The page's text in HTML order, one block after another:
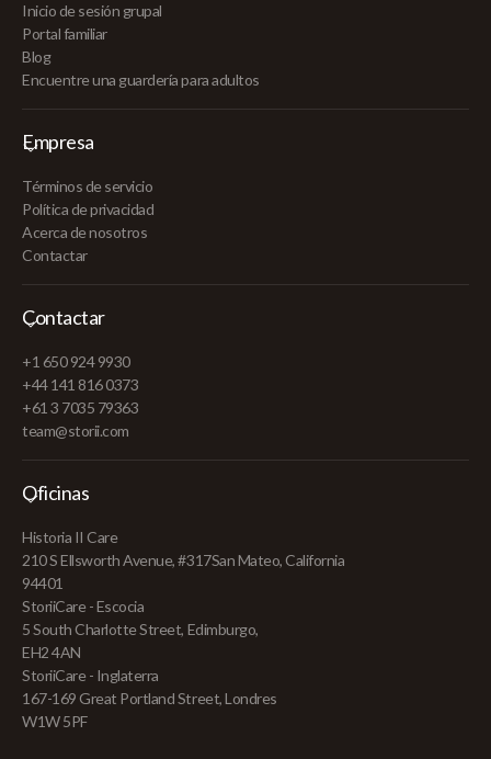
Inicio de sesión grupal
Portal familiar
Blog
Encuentre una guardería para adultos
Empresa
Términos de servicio
Política de privacidad
Acerca de nosotros
Contactar
Contactar
+1 650 924 9930
+44 141 816 0373
+61 3 7035 79363
team@storii.com
Oficinas
Historia II Care
210 S Ellsworth Avenue, #317San Mateo, California
94401
StoriiCare - Escocia
5 South Charlotte Street, Edimburgo,
EH2 4AN
StoriiCare - Inglaterra
167-169 Great Portland Street, Londres
W1W 5PF